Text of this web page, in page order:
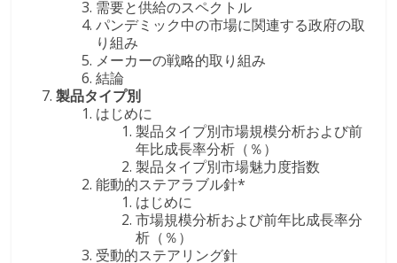
需要と供給のスペクトル
パンデミック中の市場に関連する政府の取
り組み
メーカーの戦略的取り組み
結論
製品タイプ別
はじめに
製品タイプ別市場規模分析および前
年比成長率分析（％）
製品タイプ別市場魅力度指数
能動的ステアラブル針*
はじめに
市場規模分析および前年比成長率分
析（％）
受動的ステアリング針